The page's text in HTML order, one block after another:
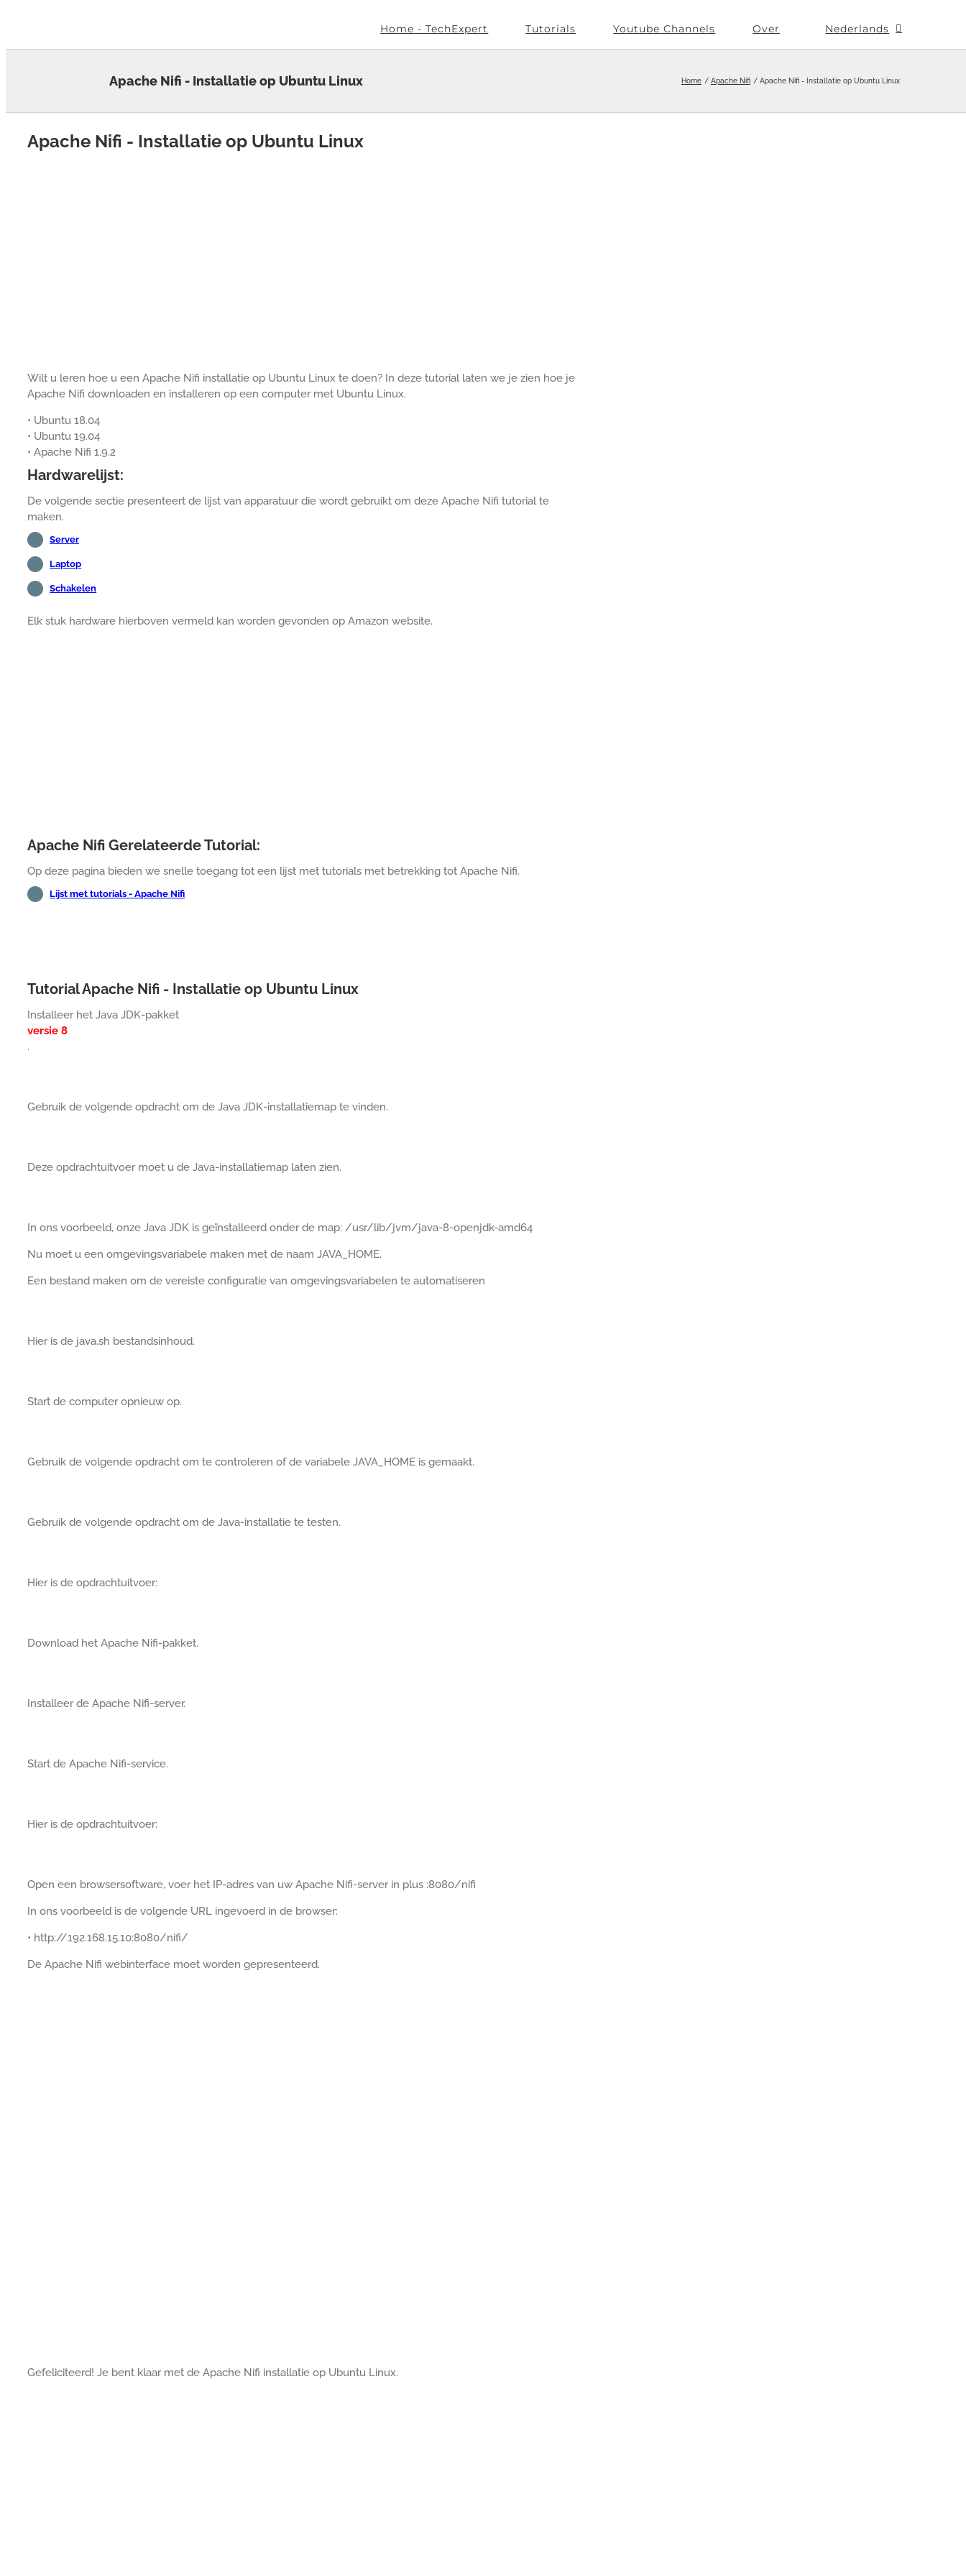
Home - TechExpert Tutorials Youtube Channels Over Nederlands
Apache Nifi - Installatie op Ubuntu Linux Home Apache Nifi Apache Nifi - Installatie op Ubuntu Linux
Apache Nifi - Installatie op Ubuntu Linux
Wilt u leren hoe u een Apache Nifi installatie op Ubuntu Linux te doen? In deze tutorial laten we je zien hoe je
Apache Nifi downloaden en installeren op een computer met Ubuntu Linux.
• Ubuntu 18.04
• Ubuntu 19.04
• Apache Nifi 1.9.2
Hardwarelijst:
De volgende sectie presenteert de lijst van apparatuur die wordt gebruikt om deze Apache Nifi tutorial te
maken.
Server
Laptop
Schakelen
Elk stuk hardware hierboven vermeld kan worden gevonden op Amazon website.
Apache Nifi Gerelateerde Tutorial:
Op deze pagina bieden we snelle toegang tot een lijst met tutorials met betrekking tot Apache Nifi.
Lijst met tutorials - Apache Nifi
Tutorial Apache Nifi - Installatie op Ubuntu Linux
Installeer het Java JDK-pakket
versie 8
.
Gebruik de volgende opdracht om de Java JDK-installatiemap te vinden.
Deze opdrachtuitvoer moet u de Java-installatiemap laten zien.
In ons voorbeeld, onze Java JDK is geïnstalleerd onder de map: /usr/lib/jvm/java-8-openjdk-amd64
Nu moet u een omgevingsvariabele maken met de naam JAVA_HOME.
Een bestand maken om de vereiste configuratie van omgevingsvariabelen te automatiseren
Hier is de java.sh bestandsinhoud.
Start de computer opnieuw op.
Gebruik de volgende opdracht om te controleren of de variabele JAVA_HOME is gemaakt.
Gebruik de volgende opdracht om de Java-installatie te testen.
Hier is de opdrachtuitvoer:
Download het Apache Nifi-pakket.
Installeer de Apache Nifi-server.
Start de Apache Nifi-service.
Hier is de opdrachtuitvoer:
Open een browsersoftware, voer het IP-adres van uw Apache Nifi-server in plus :8080/nifi
In ons voorbeeld is de volgende URL ingevoerd in de browser:
• http://192.168.15.10:8080/nifi/
De Apache Nifi webinterface moet worden gepresenteerd.
Gefeliciteerd! Je bent klaar met de Apache Nifi installatie op Ubuntu Linux.